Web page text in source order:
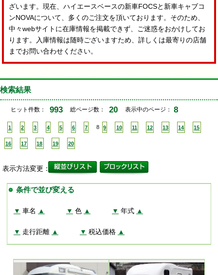
ざいます。現在、ハイエースベースの新車FOCSと新車キャブコ
ンNOVAについて、多くのご注文を頂いております。そのため、
中々webサイトに在庫情報を掲載できず、ご迷惑をおかけしてお
ります。入庫情報は随時ございますため、詳しくは最寄りの店舗
までお問い合わせください。
検索結果
ヒット件数： 993 総ページ数： 20 表示中のページ： 8
1 2 3 4 5 6 7 8 9 10 11 12 13 14 15
16 17 18 19 20
表示方法変更：
条件で並び変える
▼ 車名 ▲ ▼ 色 ▲ ▼ 年式 ▲
▼ 走行距離 ▲ ▼ 税込価格 ▲